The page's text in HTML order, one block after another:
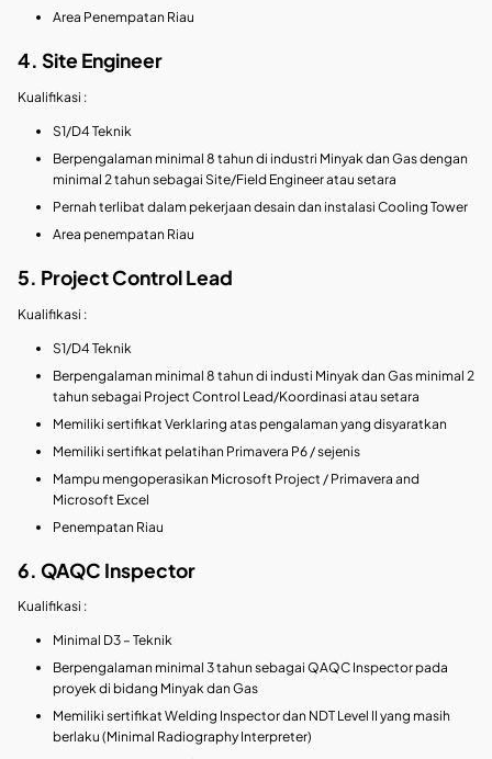
Area Penempatan Riau
4. Site Engineer
Kualifikasi :
S1/D4 Teknik
Berpengalaman minimal 8 tahun di industri Minyak dan Gas dengan
minimal 2 tahun sebagai Site/Field Engineer atau setara
Pernah terlibat dalam pekerjaan desain dan instalasi Cooling Tower
Area penempatan Riau
5. Project Control Lead
Kualifikasi :
S1/D4 Teknik
Berpengalaman minimal 8 tahun di industi Minyak dan Gas minimal 2
tahun sebagai Project Control Lead/Koordinasi atau setara
Memiliki sertifikat Verklaring atas pengalaman yang disyaratkan
Memiliki sertifikat pelatihan Primavera P6 / sejenis
Mampu mengoperasikan Microsoft Project / Primavera and
Microsoft Excel
Penempatan Riau
6. QAQC Inspector
Kualifikasi :
Minimal D3 – Teknik
Berpengalaman minimal 3 tahun sebagai QAQC Inspector pada
proyek di bidang Minyak dan Gas
Memiliki sertifikat Welding Inspector dan NDT Level II yang masih
berlaku (Minimal Radiography Interpreter)